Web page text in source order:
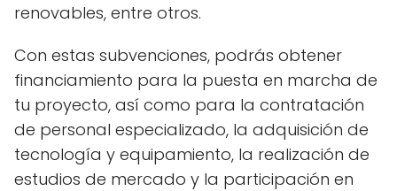
renovables, entre otros.
Con estas subvenciones, podrás obtener
financiamiento para la puesta en marcha de
tu proyecto, así como para la contratación
de personal especializado, la adquisición de
tecnología y equipamiento, la realización de
estudios de mercado y la participación en